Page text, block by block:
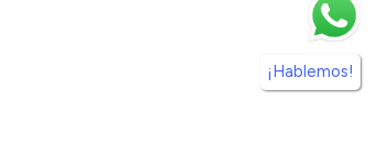
¡Hablemos!